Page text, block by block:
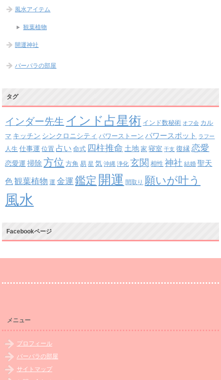
風水アイテム
観葉植物
開運神社
バーバラの部屋
タグ
インダー先生 インド占星術 インド数秘術 オフ会 カル
マ キッチン シンクロニシティ パワーストーン パワースポット ラフー
人生 仕事運 位置 占い 命式 四柱推命 土地 家 寝室 干支 復縁 恋愛
恋愛運 掃除 方位 方角 易 星 気 沖縄 浄化 玄関 相性 神社 結婚 聖天
色 観葉植物 運 金運 鑑定 開運 間取り 願いが叶う
風水
Facebookページ
メニュー
プロフィール
バーバラの部屋
サイトマップ